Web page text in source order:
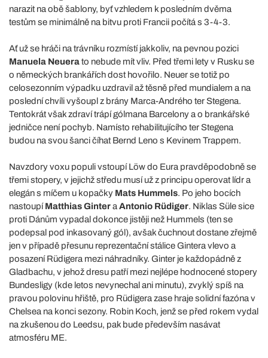
narazit na obě šablony, byť vzhledem k posledním dvěma
testům se minimálně na bitvu proti Francii počítá s 3-4-3.
Ať už se hráči na trávníku rozmístí jakkoliv, na pevnou pozici
Manuela Neuerato nebude mít vliv. Před třemi lety v Rusku se
o německých brankářích dost hovořilo. Neuer se totiž po
celosezonním výpadku uzdravil až těsně před mundialem a na
poslední chvíli vyšoupl z brány Marca-Andrého ter Stegena.
Tentokrát však zdraví trápí gólmana Barcelony a o brankářské
jedničce není pochyb. Namísto rehabilitujícího ter Stegena
budou na svou šanci číhat Bernd Leno s Kevinem Trappem.
Navzdory voxu populi vstoupí Löw do Eura pravděpodobně se
třemi stopery, v jejichž středu musí už z principu operovat lídr a
elegán s míčem u kopačky Mats Hummels. Po jeho bocích
nastoupíMatthias Gintera Antonio Rüdiger. Niklas Süle sice
proti Dánům vypadal dokonce jistěji než Hummels (ten se
podepsal pod inkasovaný gól), avšak čuchnout dostane zřejmě
jen v případě přesunu reprezentační stálice Gintera vlevo a
posazení Rüdigera mezi náhradníky. Ginter je každopádně z
Gladbachu, v jehož dresu patří mezi nejlépe hodnocené stopery
Bundesligy (kde letos nevynechal ani minutu), zvyklý spíš na
pravou polovinu hřiště, pro Rüdigera zase hraje solidní fazóna v
Chelsea na konci sezony. Robin Koch, jenž se před rokem vydal
na zkušenou do Leedsu, pak bude především nasávat
atmosféru ME.